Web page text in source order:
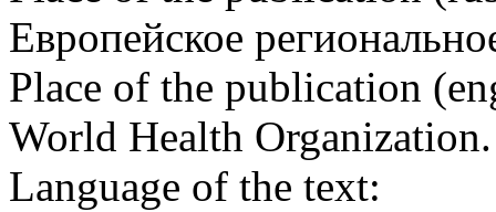
Европейское
Place of the publication
World Health
Language of the text: